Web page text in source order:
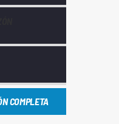
COMPLETA